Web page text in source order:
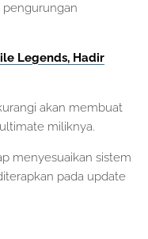
Legends, Hadir
akan membuat
miliknya.
menyesuaikan sistem
pada update